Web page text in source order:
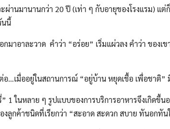
านานกว่า 20 ปี (เท่า ๆ กับอายุของโรงแรม) แต่ก็
นนี้
าละวาด คำว่า “อร่อย” เริ่มแผ่วลง คำว่า ของเขา
มื่ออยู่ในสถานการณ์ “อยู่บ้าน หยุดเชื้อ เพื่อชาติ”
นหลาย ๆ รูปแบบของการบริการอาหารจึงเกิดขึ้นอ
ลูกค้าชนิดที่เรียกว่า “สะอาด สะดวก สบาย ทันอกทัน